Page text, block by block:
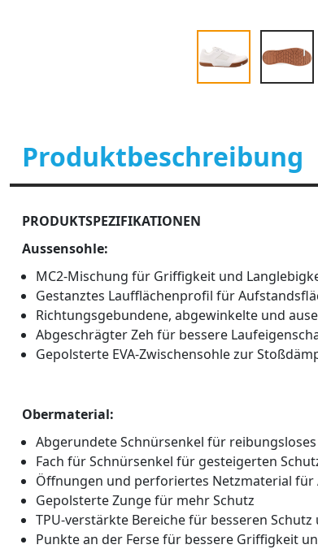
Produktbeschreibung
PRODUKTSPEZIFIKATIONEN
Aussensohle:
MC2-Mischung für Griffigkeit und
Gestanztes Laufflächenprofil für
Richtungsgebundene, abgewinkelte und
Abgeschrägter Zeh für bessere
Gepolsterte EVA-Zwischensohle zur
Obermaterial:
Abgerundete Schnürsenkel für reibungsloses
Fach für Schnürsenkel für gesteigerten
Öffnungen und perforiertes Netzmaterial
Gepolsterte Zunge für mehr Schutz
TPU-verstärkte Bereiche für besseren
Punkte an der Ferse für bessere Griffigkeit